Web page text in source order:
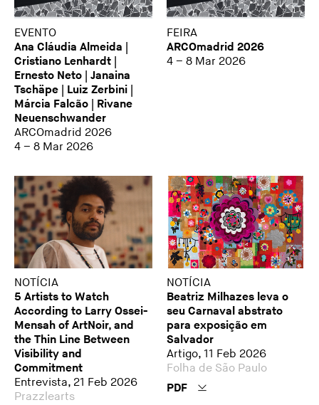
EVENTO
Ana Cláudia Almeida |
Cristiano Lenhardt |
Ernesto Neto | Janaina
Tschäpe | Luiz Zerbini |
Márcia Falcão | Rivane
Neuenschwander
ARCOmadrid 2026
4 – 8 Mar 2026
FEIRA
ARCOmadrid 2026
4 – 8 Mar 2026
NOTÍCIA
5 Artists to Watch
According to Larry Ossei-
Mensah of ArtNoir, and
the Thin Line Between
Visibility and
Commitment
Entrevista, 21 Feb 2026
Prazzlearts
NOTÍCIA
Beatriz Milhazes leva o
seu Carnaval abstrato
para exposição em
Salvador
Artigo, 11 Feb 2026
Folha de São Paulo
PDF